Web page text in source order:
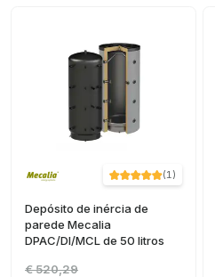
(1)
Depósito de inércia de
parede Mecalia
DPAC/DI/MCL de 50 litros
€ 520,29